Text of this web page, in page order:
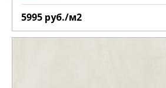
5995 руб./м2